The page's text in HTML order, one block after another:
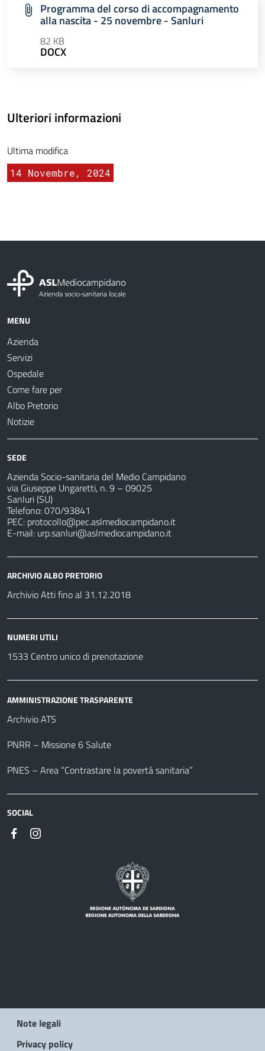
Programma del corso di accompagnamento
alla nascita - 25 novembre - Sanluri
82 KB
DOCX
Ulteriori informazioni
Ultima modifica
14 Novembre, 2024
MENU
Azienda
Servizi
Ospedale
Come fare per
Albo Pretorio
Notizie
SEDE
Azienda Socio-sanitaria del Medio Campidano
via Giuseppe Ungaretti, n. 9 – 09025
Sanluri (SU)
Telefono: 070/93841
PEC: protocollo@pec.aslmediocampidano.it
E-mail: urp.sanluri@aslmediocampidano.it
ARCHIVIO ALBO PRETORIO
Archivio Atti fino al 31.12.2018
NUMERI UTILI
1533 Centro unico di prenotazione
AMMINISTRAZIONE TRASPARENTE
Archivio ATS
PNRR – Missione 6 Salute
PNES – Area “Contrastare la povertà sanitaria”
SOCIAL
Note legali
Privacy policy